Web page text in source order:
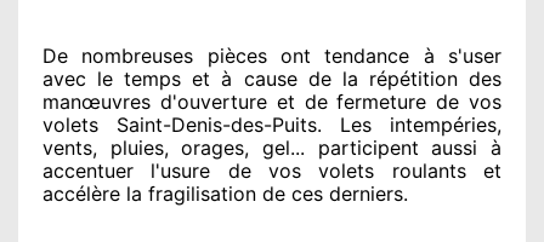
De nombreuses pièces ont tendance à s'user
avec le temps et à causede la répétition des
manœuvres d'ouverture et de fermeture de vos
volets Saint-Denis-des-Puits. Les intempéries,
vents, pluies, orages, gel... participent aussi à
accentuer l'usure de vos volets roulants et
accélère la fragilisation de ces derniers.